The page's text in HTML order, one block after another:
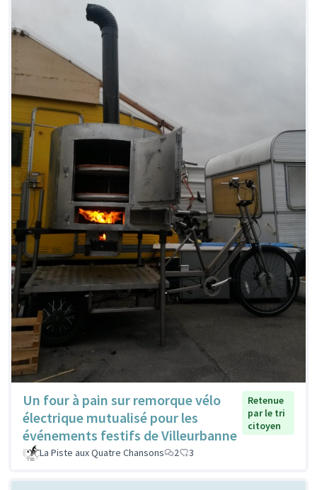
Un four à pain sur remorque vélo
électrique mutualisé pour les
événements festifs de Villeurbanne
Retenue
par le tri
citoyen
La Piste aux Quatre Chansons 2 3